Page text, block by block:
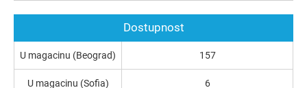
Dostupnost
U magacinu (Beograd) 157
U magacinu (Sofia) 6